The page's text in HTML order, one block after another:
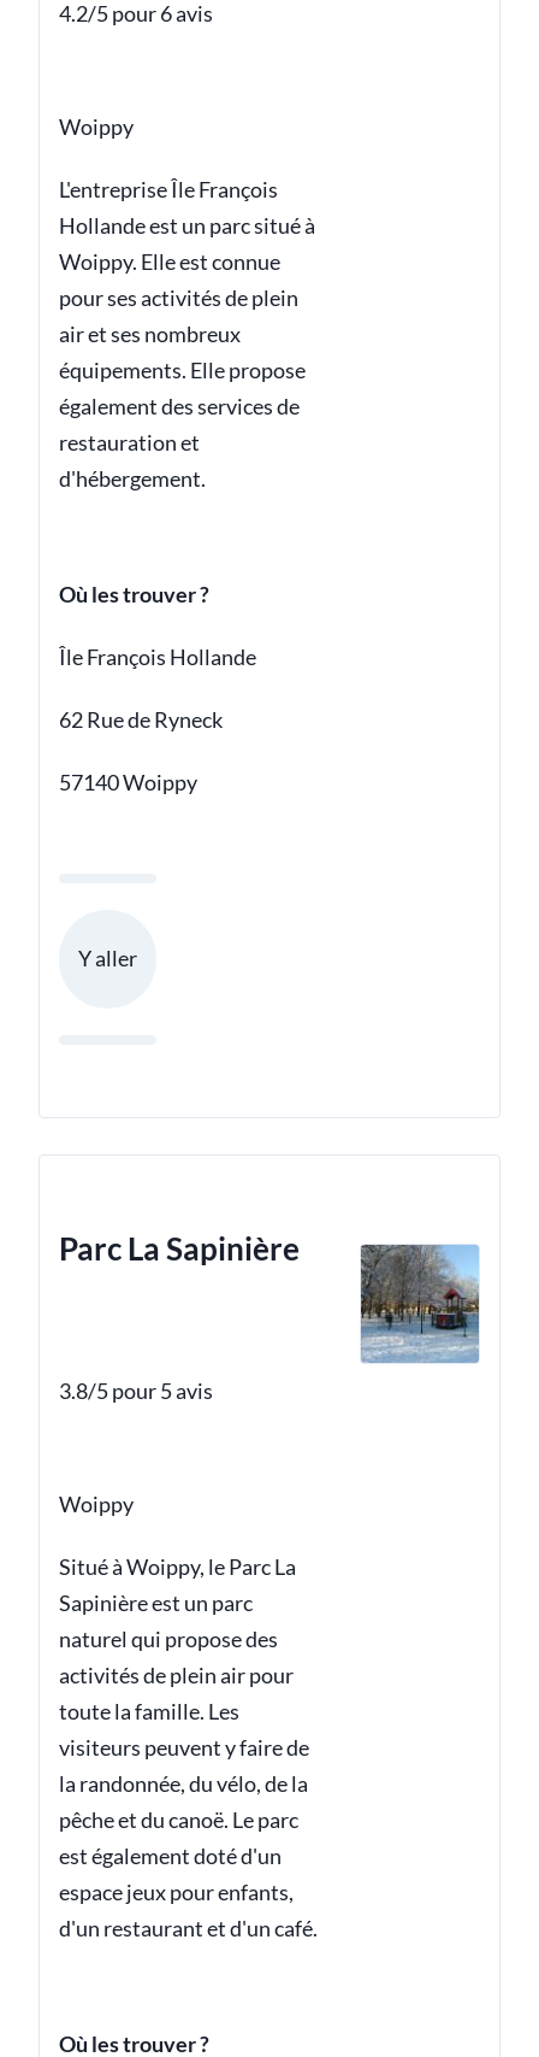
4.2/5 pour 6 avis
Woippy
L'entreprise Île François
Hollande est un parc situé à
Woippy. Elle est connue
pour ses activités de plein
air et ses nombreux
équipements. Elle propose
également des services de
restauration et
d'hébergement.
Où les trouver ?
Île François Hollande
62 Rue de Ryneck
57140 Woippy
Y aller
Parc La Sapinière
3.8/5 pour 5 avis
Woippy
Situé à Woippy, le Parc La
Sapinière est un parc
naturel qui propose des
activités de plein air pour
toute la famille. Les
visiteurs peuvent y faire de
la randonnée, du vélo, de la
pêche et du canoë. Le parc
est également doté d'un
espace jeux pour enfants,
d'un restaurant et d'un café.
Où les trouver ?